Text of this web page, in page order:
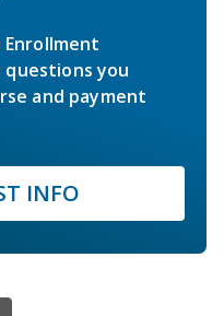
questions you
and payment
INFO